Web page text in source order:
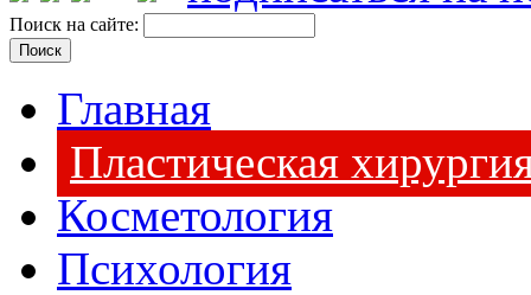
Поиск на сайте:
Главная
Пластическая
Косметология
Психология